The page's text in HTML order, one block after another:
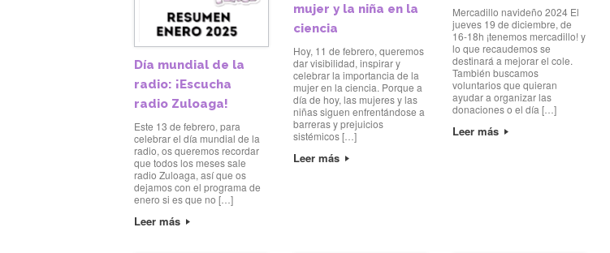
Día mundial de la
radio: ¡Escucha
radio Zuloaga!
Este 13 de febrero, para
celebrar el día mundial de la
radio, os queremos recordar
que todos los meses sale
radio Zuloaga, así que os
dejamos con el programa de
enero si es que no […]
Leer más
mujer y la niña en la
ciencia
Hoy, 11 de febrero, queremos
dar visibilidad, inspirar y
celebrar la importancia de la
mujer en la ciencia. Porque a
día de hoy, las mujeres y las
niñas siguen enfrentándose a
barreras y prejuicios
sistémicos […]
Leer más
Mercadillo navideño 2024 El
jueves 19 de diciembre, de
16-18h ¡tenemos mercadillo! y
lo que recaudemos se
destinará a mejorar el cole.
También buscamos
voluntarios que quieran
ayudar a organizar las
donaciones o el día […]
Leer más